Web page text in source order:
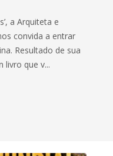
a Arquiteta e
convida a entrar
Resultado de sua
livro que v...